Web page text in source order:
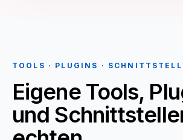
TOOLS · PLUGINS ·
Eigene Tools,
und